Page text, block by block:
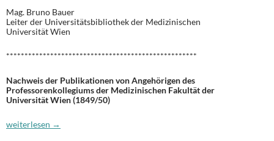
Mag. Bruno Bauer
Leiter der Universitätsbibliothek der Medizinischen
Universität Wien
****************************************************
Nachweis der Publikationen von Angehörigen des
Professorenkollegiums der Medizinischen Fakultät der
Universität Wien (1849/50)
Publikationen von Angehörigen des Professorenkollegiums der
weiterlesen →